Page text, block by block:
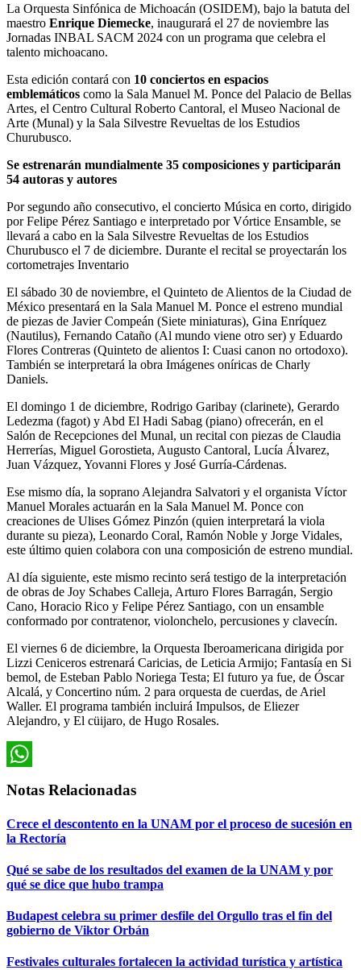
La Orquesta Sinfónica de Michoacán (OSIDEM), bajo la batuta del
maestro Enrique Diemecke, inaugurará el 27 de noviembre las
Jornadas INBAL SACM 2024 con un programa que celebra el
talento michoacano.
Esta edición contará con 10 conciertos en espacios
emblemáticos como la Sala Manuel M. Ponce del Palacio de Bellas
Artes, el Centro Cultural Roberto Cantoral, el Museo Nacional de
Arte (Munal) y la Sala Silvestre Revueltas de los Estudios
Churubusco.
Se estrenarán mundialmente 35 composiciones y participarán
54 autoras y autores
Por segundo año consecutivo, el concierto Música en corto, dirigido
por Felipe Pérez Santiago e interpretado por Vórtice Ensamble, se
llevará a cabo en la Sala Silvestre Revueltas de los Estudios
Churubusco el 7 de diciembre. Durante el recital se proyectarán los
cortometrajes Inventario
El sábado 30 de noviembre, el Quinteto de Alientos de la Ciudad de
México presentará en la Sala Manuel M. Ponce el estreno mundial
de piezas de Javier Compeán (Siete miniaturas), Gina Enríquez
(Nautilus), Fernando Cataño (Al mundo viene otro ser) y Eduardo
Flores Contreras (Quinteto de alientos I: Cuasi canon no ortodoxo).
También se interpretará la obra Imágenes oníricas de Charly
Daniels.
El domingo 1 de diciembre, Rodrigo Garibay (clarinete), Gerardo
Ledezma (fagot) y Abd El Hadi Sabag (piano) ofrecerán, en el
Salón de Recepciones del Munal, un recital con piezas de Claudia
Herrerías, Miguel Gorostieta, Augusto Cantoral, Lucía Álvarez,
Juan Vázquez, Yovanni Flores y José Gurría-Cárdenas.
Ese mismo día, la soprano Alejandra Salvatori y el organista Víctor
Manuel Morales actuarán en la Sala Manuel M. Ponce con
creaciones de Ulises Gómez Pinzón (quien interpretará la viola
durante su pieza), Leonardo Coral, Ramón Noble y Jorge Vidales,
este último quien colabora con una composición de estreno mundial.
Al día siguiente, este mismo recinto será testigo de la interpretación
de obras de Joy Schabes Calleja, Arturo Flores Barragán, Sergio
Cano, Horacio Rico y Felipe Pérez Santiago, con un ensamble
conformado por contratenor, violonchelo, percusiones y clavecín.
El viernes 6 de diciembre, la Orquesta Iberoamericana dirigida por
Lizzi Ceniceros estrenará Caricias, de Leticia Armijo; Fantasía en Si
bemol, de Esteban Pablo Noriega Testa; El futuro ya fue, de Óscar
Alcalá, y Concertino núm. 2 para orquesta de cuerdas, de Ariel
Waller. El programa también incluirá Impulsos, de Eliezer
Alejandro, y El cüijaro, de Hugo Rosales.
Notas Relacionadas
Crece el descontento en la UNAM por el proceso de sucesión en
la Rectoría
Qué se sabe de los resultados del examen de la UNAM y por
qué se dice que hubo trampa
Budapest celebra su primer desfile del Orgullo tras el fin del
gobierno de Viktor Orbán
Festivales culturales fortalecen la actividad turística y artística